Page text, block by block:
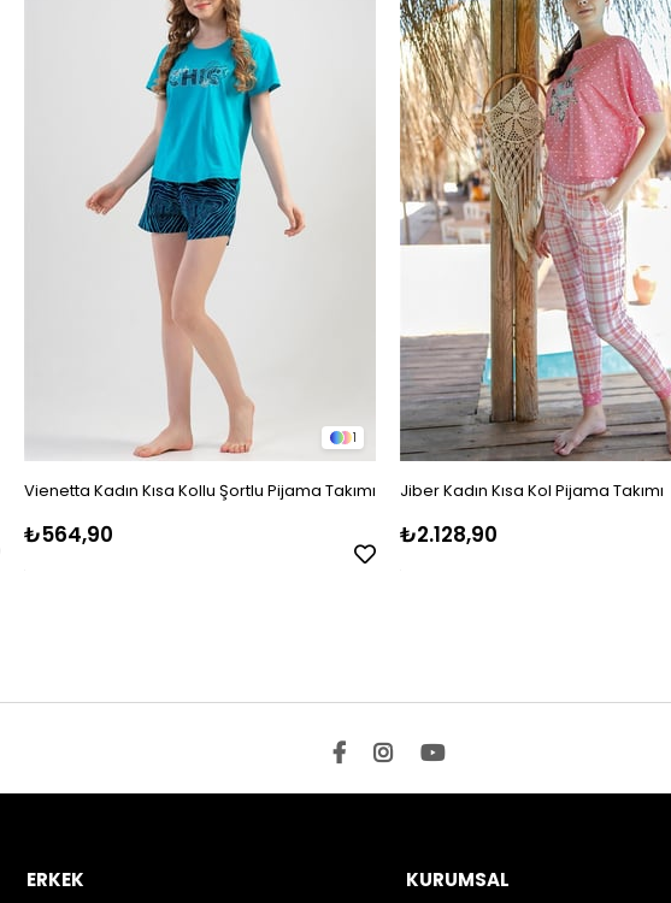
1
Vienetta Kadın Kısa Kollu Şortlu Pijama Takımı
₺564,90
Jiber Kadın Kısa Kol Pijama Takımı
₺2.128,90
ERKEK KURUMSAL